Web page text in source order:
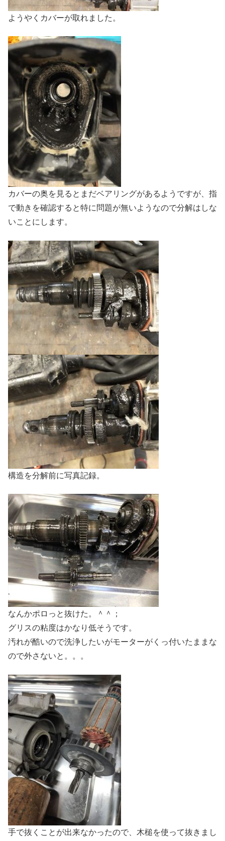
ようやくカバーが取れました。
カバーの奥を見るとまだベアリングがあるようですが、指
で動きを確認すると特に問題が無いようなので分解はしな
いことにします。
構造を分解前に写真記録。
なんかポロっと抜けた。＾＾；
グリスの粘度はかなり低そうです。
汚れが酷いので洗浄したいがモーターがくっ付いたままな
ので外さないと。。。
手で抜くことが出来なかったので、木槌を使って抜きまし